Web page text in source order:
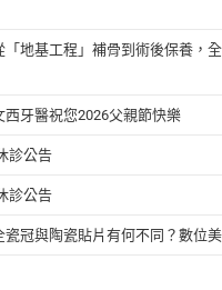
「地基工程」補骨到術後保養，
西牙醫祝您2026父親節快樂
診公告
診公告
瓷冠與陶瓷貼片有何不同？數位